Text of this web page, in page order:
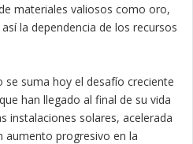
materiales valiosos como oro,
la dependencia de los recursos
suma hoy el desafío creciente
han llegado al final de su vida
instalaciones solares, acelerada
aumento progresivo en la